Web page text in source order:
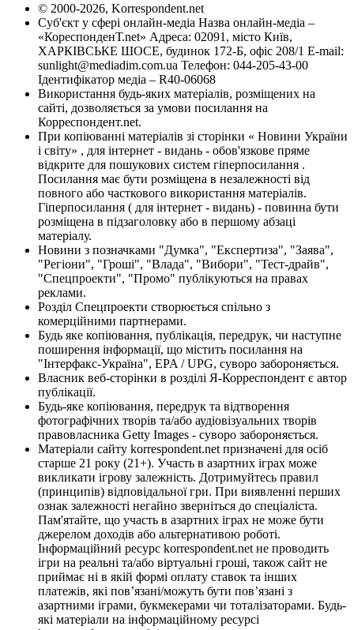
© 2000-2026, Korrespondent.net
Суб'єкт у сфері онлайн-медіа Назва онлайн-медіа –
«КореспонденТ.net» Адреса: 02091, місто Київ,
ХАРКІВСЬКЕ ШОСЕ, будинок 172-Б, офіс 208/1 E-mail:
sunlight@mediadim.com.ua Телефон: 044-205-43-00
Ідентифікатор медіа – R40-06068
Використання будь-яких матеріалів, розміщених на
сайті, дозволяється за умови посилання на
Корреспондент.net.
При копіюванні матеріалів зі сторінки « Новини України
і світу» , для інтернет - видань - обов'язкове пряме
відкрите для пошукових систем гіперпосилання .
Посилання має бути розміщена в незалежності від
повного або часткового використання матеріалів.
Гіперпосилання ( для інтернет - видань) - повинна бути
розміщена в підзаголовку або в першому абзаці
матеріалу.
Новини з позначками "Думка", "Експертиза", "Заява",
"Регіони", "Гроші", "Влада", "Вибори", "Тест-драйв",
"Спецпроекти", "Промо" публікуються на правах
реклами.
Розділ Спецпроекти створюється спільно з
комерційними партнерами.
Будь яке копіювання, публікація, передрук, чи наступне
поширення інформації, що містить посилання на
"Інтерфакс-Україна", EPA / UPG, суворо забороняється.
Власник веб-сторінки в розділі Я-Корреспондент є автор
публікації.
Будь-яке копіювання, передрук та відтворення
фотографічних творів та/або аудіовізуальних творів
правовласника Getty Images - суворо забороняється.
Матеріали сайту korrespondent.net призначені для осіб
старше 21 року (21+). Участь в азартних іграх може
викликати ігрову залежність. Дотримуйтесь правил
(принципів) відповідальної гри. При виявленні перших
ознак залежності негайно зверніться до спеціаліста.
Пам'ятайте, що участь в азартних іграх не може бути
джерелом доходів або альтернативою роботі.
Інформаційний ресурс korrespondent.net не проводить
ігри на реальні та/або віртуальні гроші, також сайт не
приймає ні в якій формі оплату ставок та інших
платежів, які пов’язані/можуть бути пов’язані з
азартними іграми, букмекерами чи тоталізаторами. Будь-
які матеріали на інформаційному ресурсі